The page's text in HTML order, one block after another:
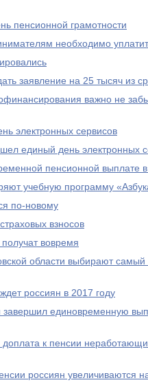
пенсионной грамотности
необходимо
заявление на 25 тысяч из
важно не
электронных сервисов
единый день электронных
пенсионной выплате
учебную программу
по-новому
взносов
вовремя
области выбирают
россиян в 2017 году
единовременную
к пенсии
россиян увеличиваются